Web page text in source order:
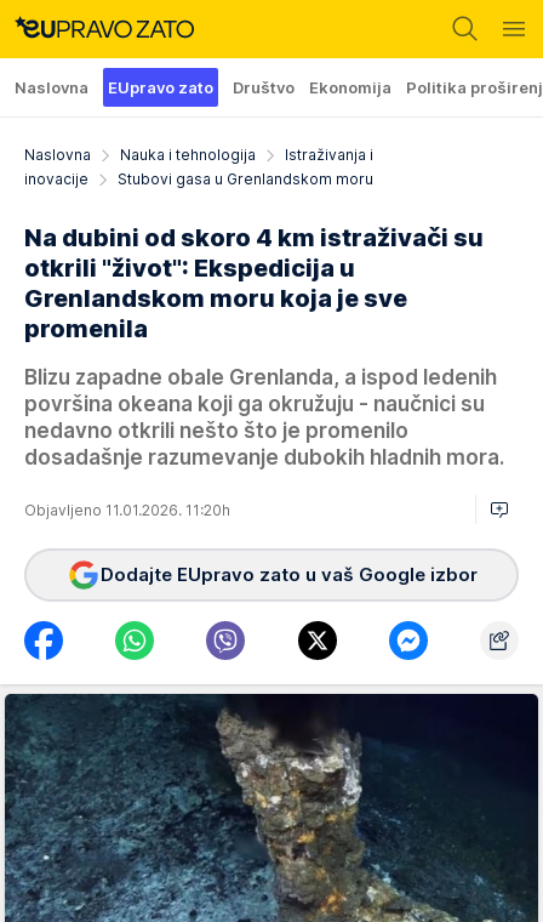
Naslovna EUpravo zato Društvo Ekonomija Politika
Naslovna Nauka i tehnologija
Istraživanja i
inovacije
Stubovi gasa u Grenlandskom moru
Na dubini od skoro 4 km istraživači su
otkrili "život": Ekspedicija u
Grenlandskom moru koja je sve
promenila
Blizu zapadne obale Grenlanda, a ispod ledenih
površina okeana koji ga okružuju - naučnici su
nedavno otkrili nešto što je promenilo
dosadašnje razumevanje dubokih hladnih mora.
Objavljeno 11.01.2026. 11:20h
Dodajte EUpravo zato u vaš Google izbor